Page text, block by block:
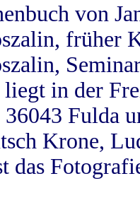
von
früher
in der
Fulda
Krone,
das